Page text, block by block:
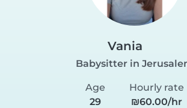
Vania
Babysitter in
Age
29
Hourly rate
₪60.00/hr